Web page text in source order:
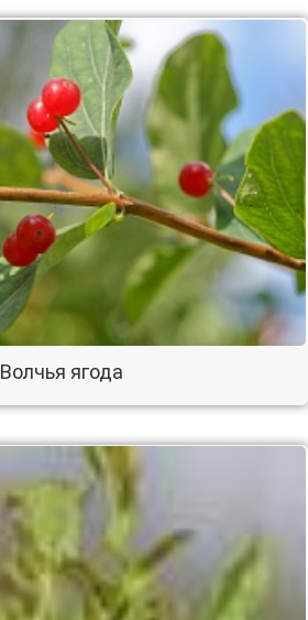
Волчья ягода